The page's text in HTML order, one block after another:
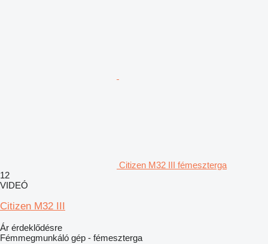
Citizen M32 III fémeszterga
12
VIDEÓ
Citizen M32 III
Ár érdeklődésre
Fémmegmunkáló gép - fémeszterga